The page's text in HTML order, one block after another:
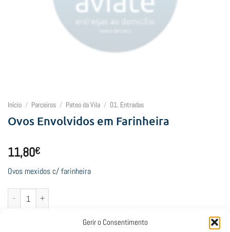
Gerir o Consentimento
Início / Parceiros / Pateo da Vila / 01. Entradas
Ovos Envolvidos em Farinheira
11,80€
Ovos mexidos c/ farinheira
Quantidade de Ovos Envolvidos em Farinheira
Adicionar